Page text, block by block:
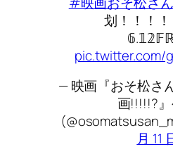
划！！！！
pic.twitter.com/
— 映画『おそ松さ
画!!!!!?
月 11